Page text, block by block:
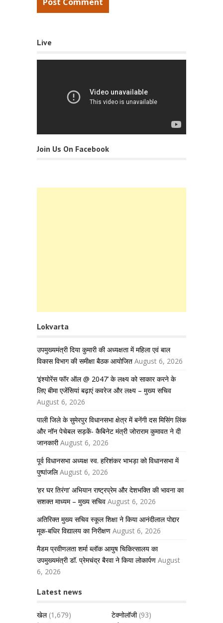
Live
Join Us On Facebook
Lokvarta
उपमुख्यमंत्री दिया कुमारी की अध्यक्षता में महिला एवं बाल
विकास विभाग की समीक्षा बैठक आयोजित August 6, 2026
‘इंश्योरेंस फॉर ऑल @ 2047’ के लक्ष्य को साकार करने के
लिए बीमा एजेंसियां बढ़ाएं कवरेज और लक्ष्य – मुख्य सचिव
August 6, 2026
पाली जिले के सुमेरपुर विधानसभा क्षेत्र में बनेंगी दस मिसिंग लिंक
और नॉन पेचेबल सड़कें- कैबिनेट मंत्री जोराराम कुमावत ने दी
जानकारी August 6, 2026
पूर्व विधानसभा अध्यक्ष स्व. हरिशंकर भाभड़ा को विधानसभा में
पुष्पांजलि August 6, 2026
‘हर घर तिरंगा’ अभियान राष्ट्रप्रेम और देशभक्ति की भावना का
सशक्त माध्यम – मुख्य सचिव August 6, 2026
अतिरिक्त मुख्य सचिव स्कूल शिक्षा ने किया आनंदीलाल पोद्दार
मूक-बधिर विद्यालय का निरीक्षण August 6, 2026
मैडम प्रवीणलता शर्मा ब्लॉक आयुष चिकित्सालय का
उपमुख्यमंत्री डॉ. प्रेमचंद्र बैरवा ने किया लोकार्पण August
6, 2026
Latest news
खेल(1,679) टेक्नोलॉजी(93)